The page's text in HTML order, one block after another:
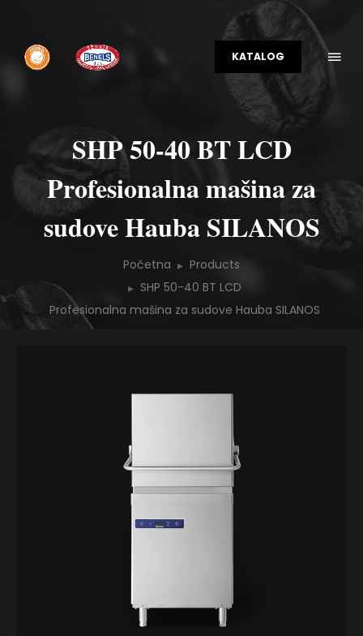
KATALOG
SHP 50-40 BT LCD
Profesionalna mašina za
sudove Hauba SILANOS
Početna
Products
SHP 50-40 BT LCD
Profesionalna mašina za sudove Hauba SILANOS